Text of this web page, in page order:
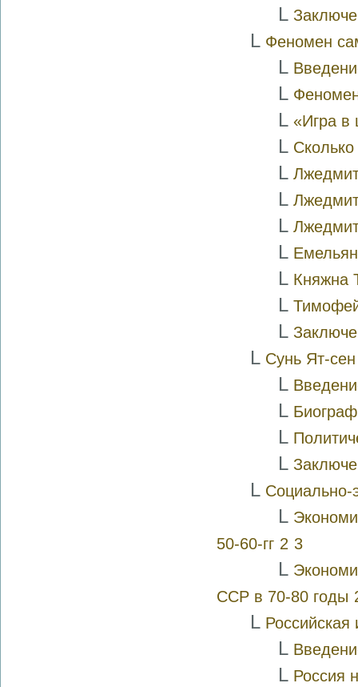
L
L Феномен
L
L
L «Игра в
L Сколько
L
L
L
L
L Княжна
L
L
L Сунь Ят-сен
L
L
L
L
L Социально-
L
50-60-гг 2 3
L
ССР в 70-80 годы
L
L
L Россия